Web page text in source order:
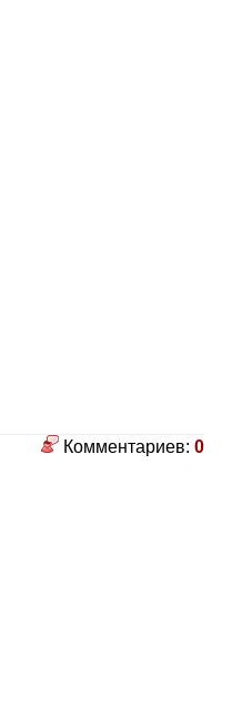
Комментариев: 0